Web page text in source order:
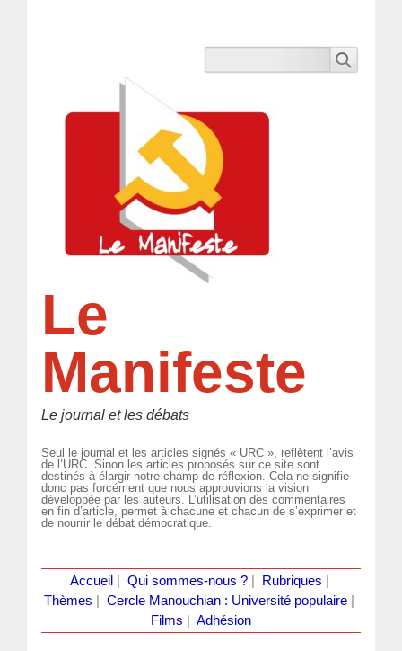
Le
Manifeste
Le journal et les débats
Seul le journal et les articles signés « URC », reflètent l’avis
de l’URC. Sinon les articles proposés sur ce site sont
destinés à élargir notre champ de réflexion. Cela ne signifie
donc pas forcément que nous approuvions la vision
développée par les auteurs. L’utilisation des commentaires
en fin d’article, permet à chacune et chacun de s’exprimer et
de nourrir le débat démocratique.
Accueil Qui sommes-nous ?| Rubriques
Thèmes
Cercle Manouchian : Université populaire
Films
Adhésion